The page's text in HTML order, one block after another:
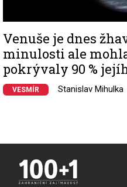
Venuše je dnes
minulosti ale
pokrývaly 90 %
VESMÍR Stanislav Mihulka